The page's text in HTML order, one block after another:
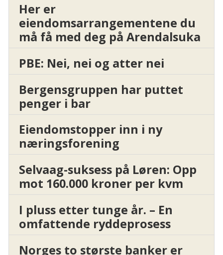
Her er
eiendomsarrangementene du
må få med deg på Arendalsuka
PBE: Nei, nei og atter nei
Bergensgruppen har puttet
penger i bar
Eiendomstopper inn i ny
næringsforening
Selvaag-suksess på Løren: Opp
mot 160.000 kroner per kvm
I pluss etter tunge år. – En
omfattende ryddeprosess
Norges to største banker er